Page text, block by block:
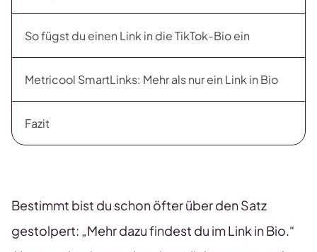
So fügst du einen Link in die TikTok-Bio ein
Metricool SmartLinks: Mehr als nur ein Link in Bio
Fazit
Bestimmt bist du schon öfter über den Satz
gestolpert: „Mehr dazu findest du im Link in Bio.“